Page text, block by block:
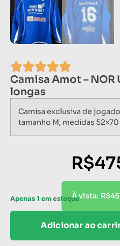
Camisa Amot –
longas
Camisa exclusiva de
tamanho M, medidas
R$
À vista: R$
Apenas 1 em estoque
Adicionar ao